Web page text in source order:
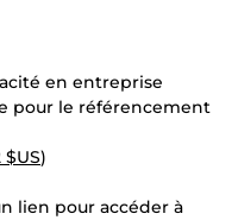
en entreprise
pour le référencement
$US)
lien pour accéder à